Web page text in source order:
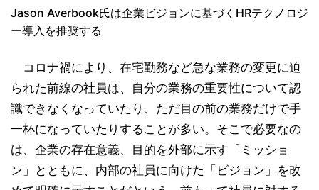
Jason Averbook氏は企業ビジョンに基づくHRテクノロジ
ー導入を推奨する
コロナ禍により、在宅勤務など急な業務の変更に迫
られた前線の社員は、自分の業務の重要性について認
識できなくなっていたり、ただ目の前の業務だけで手
一杯になっていたりすることが多い。そこで必要なの
は、企業の存在意義、目的を外部に示す「ミッショ
ン」とともに、内部の社員に向けた「ビジョン」を改